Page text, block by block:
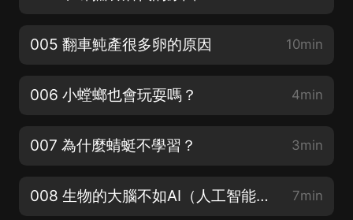
005 翻車魨產很多卵的原因 10min
006 小螳螂也會玩耍嗎？ 4min
007 為什麼蜻蜓不學習？ 3min
008 生物的大腦不如AI（人工智能）嗎？ 7min